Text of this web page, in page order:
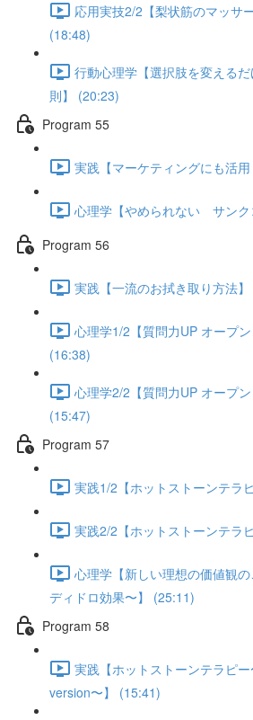
応用実技2/2【梨状筋のマッサ
(18:48)
行動心理学【選択肢を変える
則】 (20:23)
Program 55
実践【マーケティングにも活
心理学【やめられない サンク
Program 56
実践【一流のお拭き取り方法
心理学1/2【質問力UP オープン
(16:38)
心理学2/2【質問力UP オープン
(15:47)
Program 57
実践1/2【ホットストーンテラ
実践2/2【ホットストーンテラ
心理学【新しい理想の価値観
ディドロ効果〜】 (25:11)
Program 58
実践【ホットストーンテラピ
version〜】 (15:41)